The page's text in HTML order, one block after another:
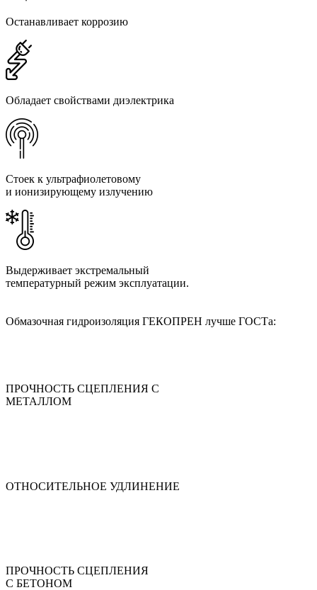
Останавливает коррозию
Обладает свойствами диэлектрика
Стоек к ультрафиолетовому
и ионизирующему излучению
Выдерживает экстремальный
температурный режим эксплуатации.
Обмазочная гидроизоляция ГЕКОПРЕН лучше ГОСТа:
ПРОЧНОСТЬ СЦЕПЛЕНИЯ С
МЕТАЛЛОМ
ОТНОСИТЕЛЬНОЕ УДЛИНЕНИЕ
ПРОЧНОСТЬ СЦЕПЛЕНИЯ
С БЕТОНОМ